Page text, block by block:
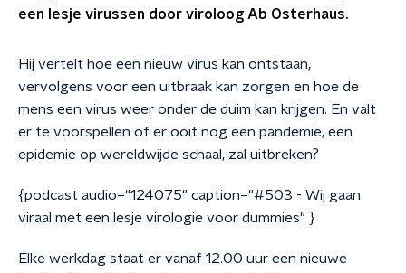
een lesje virussen door viroloog Ab Osterhaus.
Hij vertelt hoe een nieuw virus kan ontstaan,
vervolgens voor een uitbraak kan zorgen en hoe de
mens een virus weer onder de duim kan krijgen. En valt
er te voorspellen of er ooit nog een pandemie, een
epidemie op wereldwijde schaal, zal uitbreken?
{podcast audio="124075" caption="#503 - Wij gaan
viraal met een lesje virologie voor dummies" }
Elke werkdag staat er vanaf 12.00 uur een nieuwe